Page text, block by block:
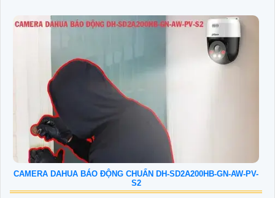
CAMERA DAHUA BÁO ĐỘNG CHUẨN DH-SD2A200HB-GN-AW-PV-
S2